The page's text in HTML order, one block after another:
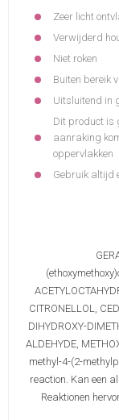
Zeer licht
Verwijderd
Niet roken
Buiten bereik
Uitsluitend in
Dit product is
aanraking
oppervlakken
Gebruik altijd
CITRONELLOL,
DIHYDROXY-
ALDEHYDE,
methyl-4-(2-
reaction. Kan een
Reaktionen